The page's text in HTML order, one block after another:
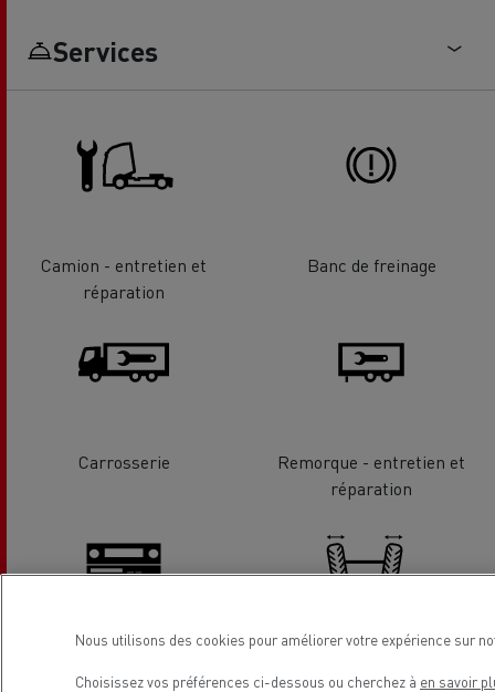
Services
Camion - entretien et
réparation
Banc de freinage
Carrosserie
Remorque - entretien et
réparation
Nous utilisons des cookies pour améliorer votre expérience sur
Choisissez vos préférences ci-dessous ou cherchez à en savoir